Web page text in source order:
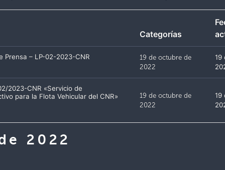
Categorías
Prensa – LP-02-2023-CNR
19 de octubre de
2022
19
2023-CNR «Servicio de
para la Flota Vehicular del CNR»
19 de octubre de
2022
19
2022